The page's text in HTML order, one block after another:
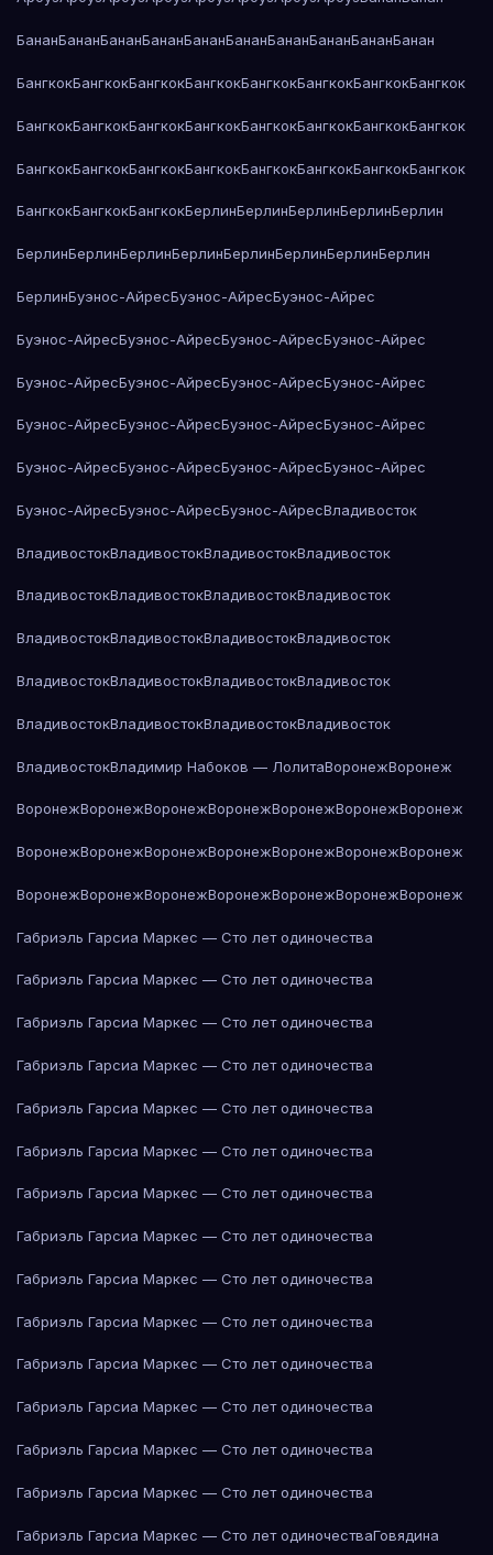
БананБананБананБананБананБананБананБананБананБанан
БангкокБангкокБангкокБангкокБангкокБангкокБангкокБангкок
БангкокБангкокБангкокБангкокБангкокБангкокБангкокБангкок
БангкокБангкокБангкокБангкокБангкокБангкокБангкокБангкок
БангкокБангкокБангкокБерлинБерлинБерлинБерлинБерлин
БерлинБерлинБерлинБерлинБерлинБерлинБерлинБерлин
БерлинБуэнос-АйресБуэнос-АйресБуэнос-Айрес
Буэнос-АйресБуэнос-АйресБуэнос-АйресБуэнос-Айрес
Буэнос-АйресБуэнос-АйресБуэнос-АйресБуэнос-Айрес
Буэнос-АйресБуэнос-АйресБуэнос-АйресБуэнос-Айрес
Буэнос-АйресБуэнос-АйресБуэнос-АйресБуэнос-Айрес
Буэнос-АйресБуэнос-АйресБуэнос-АйресВладивосток
ВладивостокВладивостокВладивостокВладивосток
ВладивостокВладивостокВладивостокВладивосток
ВладивостокВладивостокВладивостокВладивосток
ВладивостокВладивостокВладивостокВладивосток
ВладивостокВладивостокВладивостокВладивосток
ВладивостокВладимир Набоков — ЛолитаВоронежВоронеж
ВоронежВоронежВоронежВоронежВоронежВоронежВоронеж
ВоронежВоронежВоронежВоронежВоронежВоронежВоронеж
ВоронежВоронежВоронежВоронежВоронежВоронежВоронеж
Габриэль Гарсиа Маркес — Сто лет одиночества
Габриэль Гарсиа Маркес — Сто лет одиночества
Габриэль Гарсиа Маркес — Сто лет одиночества
Габриэль Гарсиа Маркес — Сто лет одиночества
Габриэль Гарсиа Маркес — Сто лет одиночества
Габриэль Гарсиа Маркес — Сто лет одиночества
Габриэль Гарсиа Маркес — Сто лет одиночества
Габриэль Гарсиа Маркес — Сто лет одиночества
Габриэль Гарсиа Маркес — Сто лет одиночества
Габриэль Гарсиа Маркес — Сто лет одиночества
Габриэль Гарсиа Маркес — Сто лет одиночества
Габриэль Гарсиа Маркес — Сто лет одиночества
Габриэль Гарсиа Маркес — Сто лет одиночества
Габриэль Гарсиа Маркес — Сто лет одиночества
Габриэль Гарсиа Маркес — Сто лет одиночестваГовядина